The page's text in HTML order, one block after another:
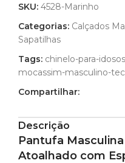
SKU: 4528-Marinho
Categorias: Calçados
Sapatilhas
Tags: chinelo-para-idosos
mocassim-masculino-
Compartilhar:
Descrição
Pantufa
Atoalhado com